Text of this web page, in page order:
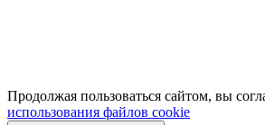
Продолжая пользоваться сайтом, вы
использования файлов cookie